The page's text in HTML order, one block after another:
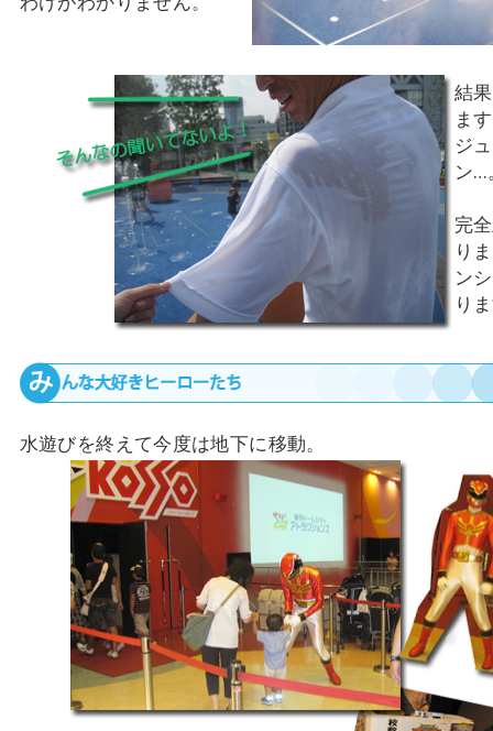
結
ま
ジ
ン…
完
り
ン
り
水遊びを終えて今度は地下に移動。